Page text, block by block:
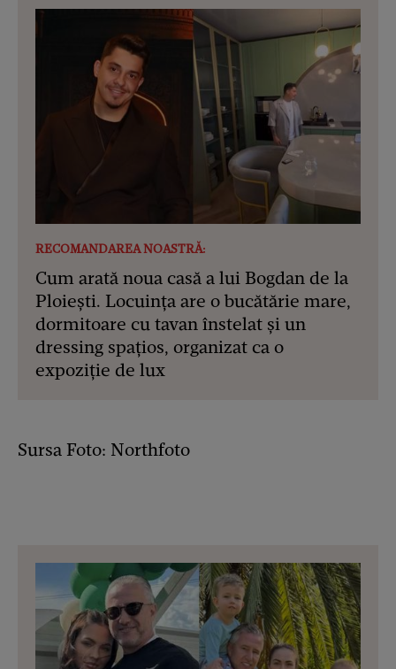
RECOMANDAREA NOASTRĂ:
Cum arată noua casă a lui Bogdan de la
Ploiești. Locuința are o bucătărie mare,
dormitoare cu tavan înstelat și un
dressing spațios, organizat ca o
expoziție de lux
Sursa Foto: Northfoto